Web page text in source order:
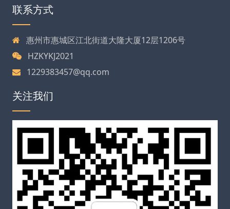
联系方式
惠州市惠城区江北街道大隆大厦12层1206号
HZKYKJ2021
1229383457@qq.com
关注我们